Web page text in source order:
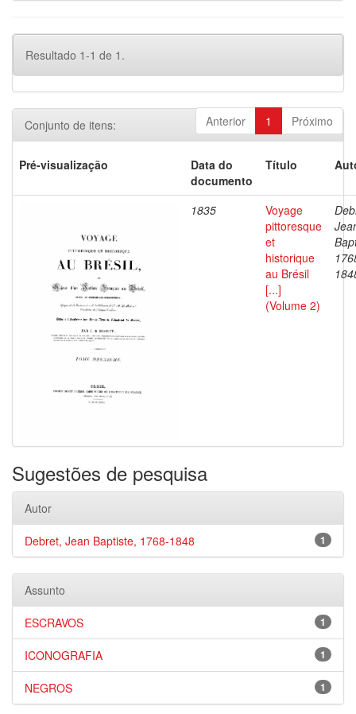
Resultado 1-1 de 1.
Anterior 1 Próximo
Conjunto de itens:
Pré-visualização
Data do
documento
Título
1835
Voyage
pittoresque
et
historique
au Brésil
[...]
(Volume 2)
Sugestões de pesquisa
Autor
1
Debret, Jean Baptiste, 1768-1848
Assunto
1
ESCRAVOS
1
ICONOGRAFIA
1
NEGROS